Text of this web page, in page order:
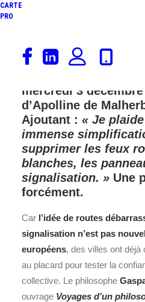
CARTE
PRO
« Ce qui tue les
l’assistanat » , lançait
mercredi 3
d’Apolline de
Ajoutant : « Je
immense
supprimer les feux
blanches, les
signalisation. » Une
forcément.
Car l’idée de routes
signalisation n’est pas
européens, des villes ont déjà
au placard pour tester la
collective. Le philosophe
ouvrage Voyages d’un